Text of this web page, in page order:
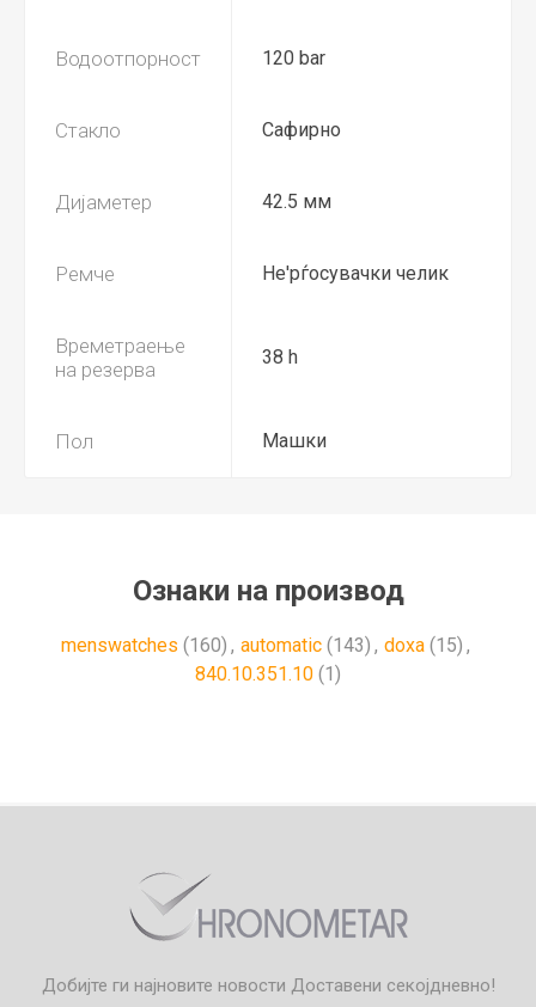
Водоотпорност 120 bar
Стакло Сафирно
Дијаметер 42.5 мм
Ремче Не'рѓосувачки челик
Времетраење
на резерва
38 h
Пол Машки
Ознаки на производ
menswatches (160) , automatic (143) , doxa (15) ,
840.10.351.10 (1)
Добијте ги најновите новости Доставени секојдневно!